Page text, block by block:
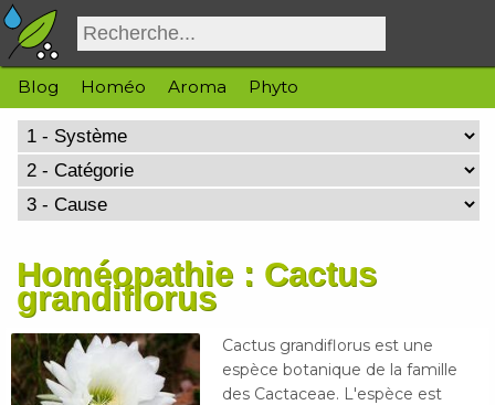
Blog Homéo Aroma Phyto
Homéopathie : Cactus
grandiflorus
Cactus grandiflorus est une
espèce botanique de la famille
des Cactaceae. L'espèce est